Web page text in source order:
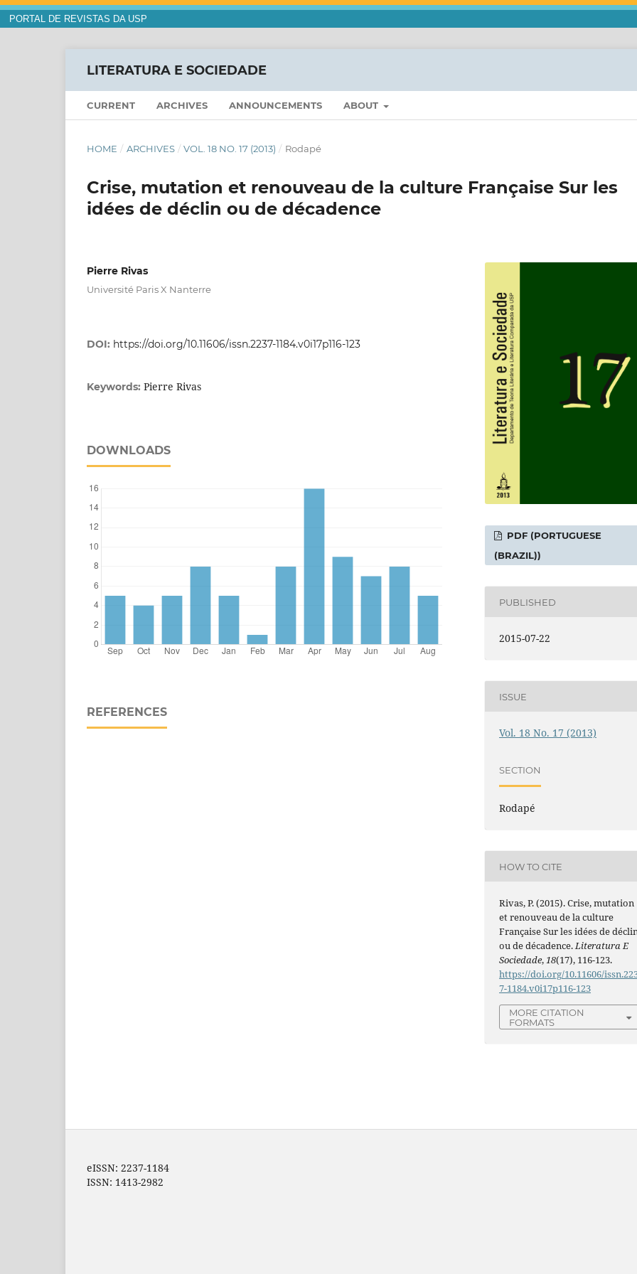
PORTAL DE REVISTAS DA USP
LITERATURA E SOCIEDADE
CURRENT ARCHIVES ANNOUNCEMENTS ABOUT
HOME / ARCHIVES / VOL. 18 NO. 17 (2013) / Rodapé
Crise, mutation et renouveau de la culture Française Sur les
idées de déclin ou de décadence
Pierre Rivas
Université Paris X Nanterre
DOI: https://doi.org/10.11606/issn.2237-1184.v0i17p116-123
Keywords: Pierre Rivas
DOWNLOADS
REFERENCES
PDF (PORTUGUESE
(BRAZIL))
PUBLISHED
2015-07-22
ISSUE
Vol. 18 No. 17 (2013)
SECTION
Rodapé
HOW TO CITE
Rivas, P. (2015). Crise, mutation
et renouveau de la culture
Française Sur les idées de
ou de décadence.Literatura E
Sociedade,18(17), 116-123.
https://doi.org/10.11606/
7-1184.v0i17p116-123
MORE CITATION
FORMATS
eISSN: 2237-1184
ISSN: 1413-2982